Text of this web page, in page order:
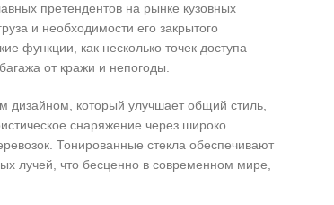
претендентов на рынке кузовных
и необходимости его закрытого
функции, как несколько точек доступа
от кражи и непогоды.
дизайном, который улучшает общий стиль,
снаряжение через широко
Тонированные стекла обеспечивают
лучей, что бесценно в современном мире,